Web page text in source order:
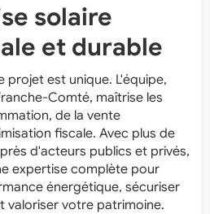
solaire
et durable
projet est unique. L'équipe,
Comté, maîtrise les
de la vente
fiscale. Avec plus de
d'acteurs publics et privés,
expertise complète pour
énergétique, sécuriser
valoriser votre patrimoine.